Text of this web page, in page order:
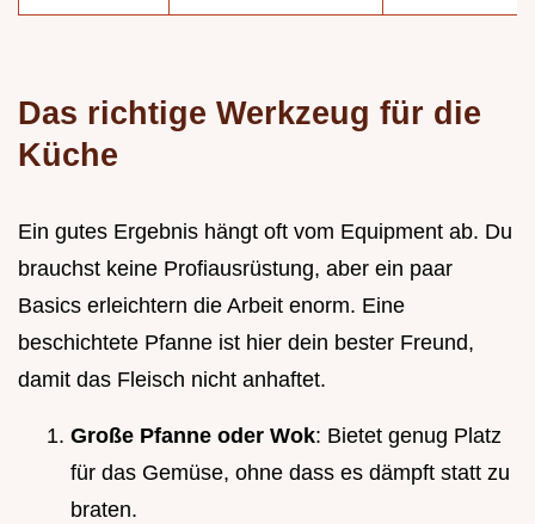
Das richtige Werkzeug für die
Küche
Ein gutes Ergebnis hängt oft vom Equipment ab. Du
brauchst keine Profiausrüstung, aber ein paar
Basics erleichtern die Arbeit enorm. Eine
beschichtete Pfanne ist hier dein bester Freund,
damit das Fleisch nicht anhaftet.
Große Pfanne oder Wok: Bietet genug Platz
für das Gemüse, ohne dass es dämpft statt zu
braten.